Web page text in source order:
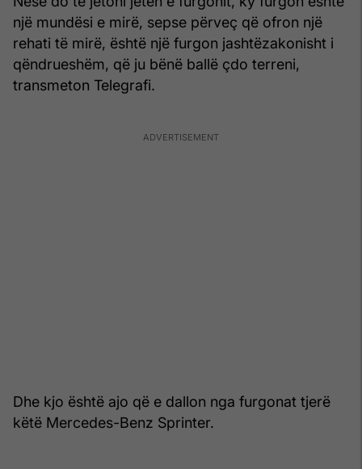
një mundësi e mirë, sepse përveç që ofron një
rehati të mirë, është një furgon jashtëzakonisht i
qëndrueshëm, që ju bënë ballë çdo terreni,
transmeton Telegrafi.
Dhe kjo është ajo që e dallon nga furgonat tjerë
këtë Mercedes-Benz Sprinter.